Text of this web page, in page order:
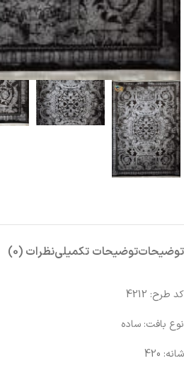
توضیحاتتوضیحات تکمیلینظرات (0)
کد طرح: 4212
نوع بافت: ساده
شانه:‌ 420